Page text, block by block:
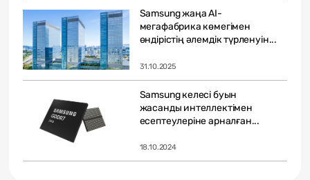
Samsung жаңа AI-
мегафабрика көмегімен
өндірістің әлемдік түрленуін...
31.10.2025
Samsung келесі буын
жасанды интеллектімен
есептеулеріне арналған...
18.10.2024